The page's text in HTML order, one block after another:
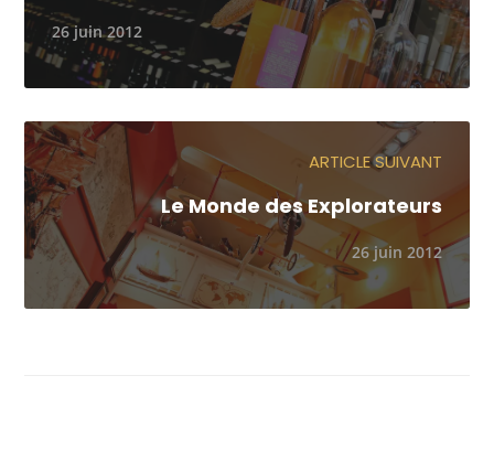
26 juin 2012
ARTICLE SUIVANT
Le Monde des Explorateurs
26 juin 2012